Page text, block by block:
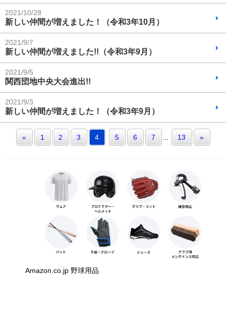
2021/10/28
新しい仲間が増えました！（令和3年10月）
2021/9/7
新しい仲間が増えました!!（令和3年9月）
2021/9/5
関西団地中央大会進出!!
2021/9/3
新しい仲間が増えました！（令和3年9月）
« 1 2 3 4 5 6 7 ... 13 »
Amazon.co.jp 野球用品